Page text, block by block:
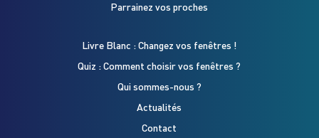
Parrainez vos proches
Livre Blanc : Changez vos fenêtres !
Quiz : Comment choisir vos fenêtres ?
Qui sommes-nous ?
Actualités
Contact